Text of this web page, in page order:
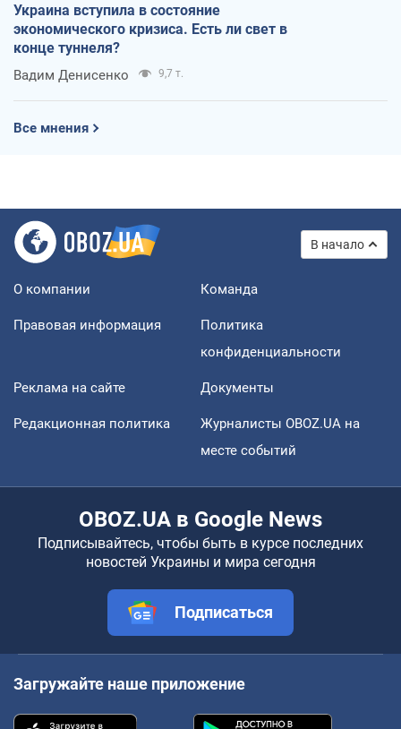
Украина вступила в состояние
экономического кризиса. Есть ли свет в
конце туннеля?
Вадим Денисенко 9,7 т.
Все мнения
В начало
О компании Команда
Правовая информация
Политика
конфиденциальности
Реклама на сайте Документы
Редакционная политика
Журналисты OBOZ.UA на
месте событий
OBOZ.UA в Google News
Подписывайтесь, чтобы быть в курсе последних
новостей Украины и мира сегодня
Подписаться
Загружайте наше приложение